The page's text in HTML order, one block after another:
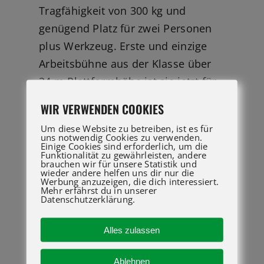
Tragfähigkeit von 300 kg und
genügend Platz für zwei Personen
plus Werkzeug. Erste und einzige
Arbeitsbühne aus der Klasse über
24 m Plattformhöhe ist sie jetzt für
TraX™-Konfiguration – erhältlich.
Übersicht
Perfekt für allgemeine Arbeiten
im Baugewerbe, bei der
für alle Arten von
Malerarbeiten
WIR VERWENDEN COOKIES
Um diese Website zu betreiben, ist es für
uns notwendig Cookies zu verwenden.
Einige Cookies sind erforderlich, um die
Funktionalität zu gewährleisten, andere
brauchen wir für unsere Statistik und
wieder andere helfen uns dir nur die
Werbung anzuzeigen, die dich interessiert.
Mehr erfährst du in unserer
Datenschutzerklärung.
Alles zulassen
Ablehnen